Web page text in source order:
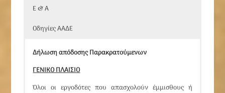
Ε & Α
Οδηγίες ΑΑΔΕ
Δήλωση απόδοσης Παρακρατούμενων
ΓΕΝΙΚΟ ΠΛΑΙΣΙΟ
Όλοι οι εργοδότες που απασχολούν έμμισθους ή